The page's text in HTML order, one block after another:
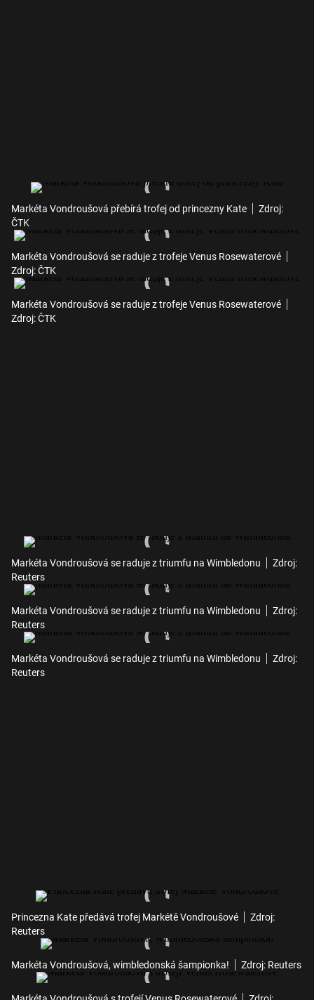
Markéta Vondroušová přebírá trofej od princezny Kate
Zdroj:
ČTK
Markéta Vondroušová se raduje z trofeje Venus Rosewaterové
Zdroj: ČTK
Markéta Vondroušová se raduje z trofeje Venus Rosewaterové
Zdroj: ČTK
Markéta Vondroušová se raduje z triumfu na Wimbledonu
Zdroj:
Reuters
Markéta Vondroušová se raduje z triumfu na Wimbledonu
Zdroj:
Reuters
Markéta Vondroušová se raduje z triumfu na Wimbledonu
Zdroj:
Reuters
Princezna Kate předává trofej Markétě Vondroušové
Zdroj:
Reuters
Markéta Vondroušová, wimbledonská šampionka! Zdroj: Reuters